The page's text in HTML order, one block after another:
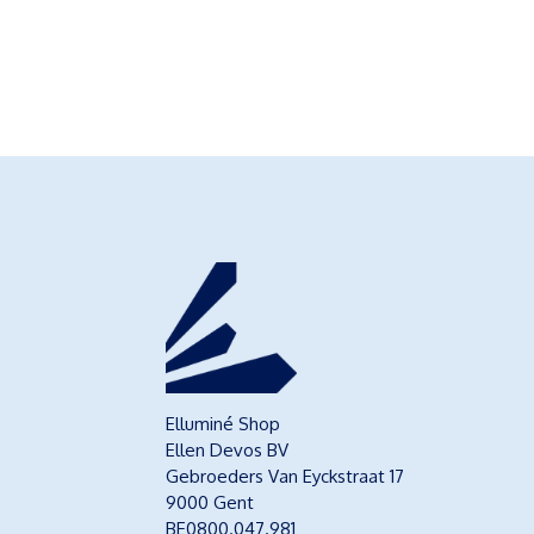
Elluminé Shop
Ellen Devos BV
Gebroeders Van Eyckstraat 17
9000 Gent
BE0800.047.981